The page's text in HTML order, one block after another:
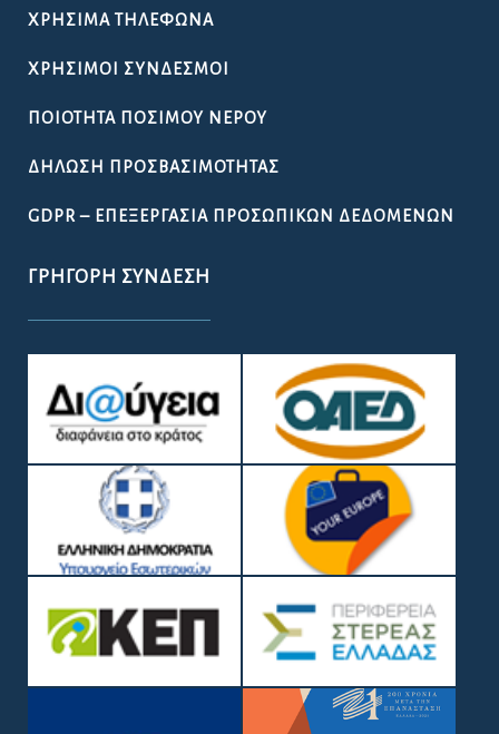
ΧΡΉΣΙΜΑ ΤΗΛΈΦΩΝΑ
ΧΡΉΣΙΜΟΙ ΣΎΝΔΕΣΜΟΙ
ΠΟΙΌΤΗΤΑ ΠΌΣΙΜΟΥ ΝΕΡΟΎ
ΔΉΛΩΣΗ ΠΡΟΣΒΑΣΙΜΌΤΗΤΑΣ
GDPR – ΕΠΕΞΕΡΓΑΣΙΑ ΠΡΟΣΩΠΙΚΩΝ ΔΕΔΟΜΕΝΩΝ
ΓΡΉΓΟΡΗ ΣΎΝΔΕΣΗ